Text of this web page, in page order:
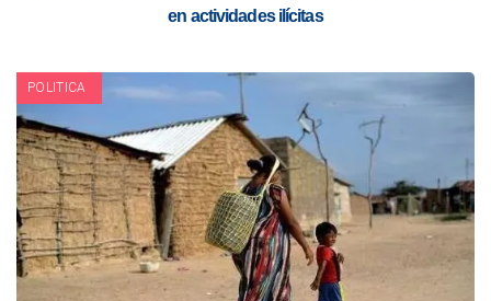
en actividades ilícitas
POLITICA